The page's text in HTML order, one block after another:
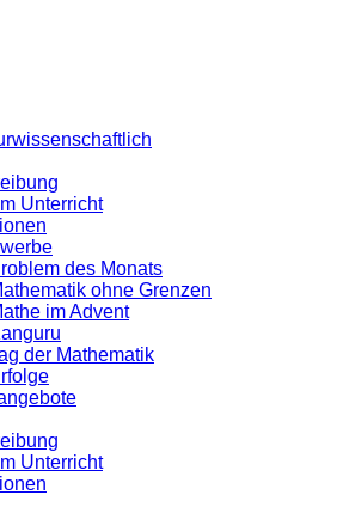
Unterricht
des Monats
ohne Grenzen
im Advent
der Mathematik
Unterricht